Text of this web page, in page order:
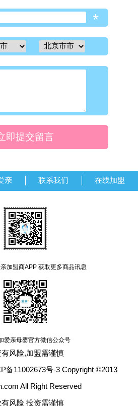
*
即提交留言
亲 联系我们 在线加盟
加盟商APP 获取更多商品讯息
爱亲母婴官方微信公众号
风险,加盟需谨慎
备11002673号-3 Copyright ©2013
All Right Reserved
风险 投资需谨慎